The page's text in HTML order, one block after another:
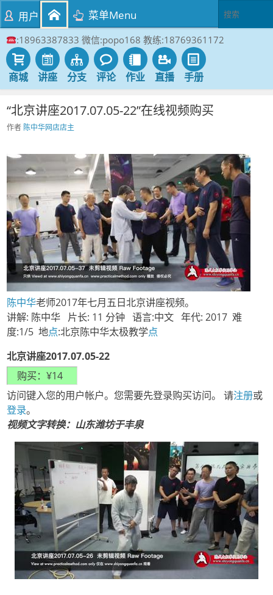
:18963387833 微信:popo168 教练:18769361172
商城 讲座 分支 评论 作业 直播 手册
用户 菜单Menu
“北京讲座2017.07.05-22”在线视频购买
作者 陈中华网店店主
陈中华老师2017年七月五日北京讲座视频。
讲解: 陈中华 片长: 11 分钟 语言:中文 年代: 2017 难
度:1/5 地点:北京陈中华太极教学点
北京讲座2017.07.05-22
访问键入您的用户帐户。您需要先登录购买访问。 请注册或
登录。
视频文字转换：山东潍坊于丰泉